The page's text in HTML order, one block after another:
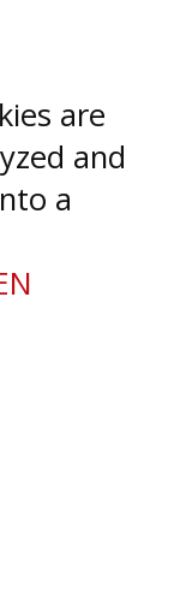
are
and
a